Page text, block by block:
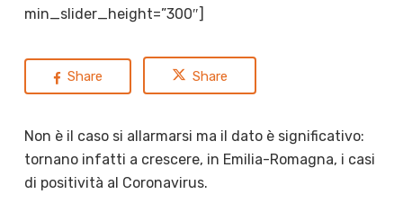
min_slider_height=”300″]
Share Share
Non è il caso si allarmarsi ma il dato è significativo:
tornano infatti a crescere, in Emilia-Romagna, i casi
di positività al Coronavirus.